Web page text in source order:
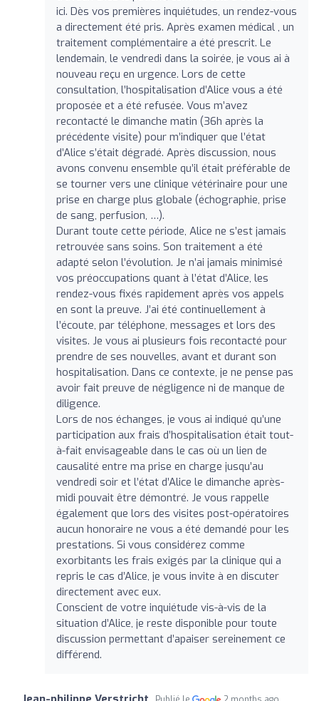
ici. Dès vos premières inquiétudes, un rendez-vous
a directement été pris. Après examen médical , un
traitement complémentaire a été prescrit. Le
lendemain, le vendredi dans la soirée, je vous ai à
nouveau reçu en urgence. Lors de cette
consultation, l’hospitalisation d’Alice vous a été
proposée et a été refusée. Vous m’avez
recontacté le dimanche matin (36h après la
précédente visite) pour m’indiquer que l’état
d’Alice s’était dégradé. Après discussion, nous
avons convenu ensemble qu’il était préférable de
se tourner vers une clinique vétérinaire pour une
prise en charge plus globale (échographie, prise
de sang, perfusion, …).
Durant toute cette période, Alice ne s’est jamais
retrouvée sans soins. Son traitement a été
adapté selon l’évolution. Je n’ai jamais minimisé
vos préoccupations quant à l’état d’Alice, les
rendez-vous fixés rapidement après vos appels
en sont la preuve. J’ai été continuellement à
l’écoute, par téléphone, messages et lors des
visites. Je vous ai plusieurs fois recontacté pour
prendre de ses nouvelles, avant et durant son
hospitalisation. Dans ce contexte, je ne pense pas
avoir fait preuve de négligence ni de manque de
diligence.
Lors de nos échanges, je vous ai indiqué qu’une
participation aux frais d’hospitalisation était tout-
à-fait envisageable dans le cas où un lien de
causalité entre ma prise en charge jusqu’au
vendredi soir et l’état d’Alice le dimanche après-
midi pouvait être démontré. Je vous rappelle
également que lors des visites post-opératoires
aucun honoraire ne vous a été demandé pour les
prestations. Si vous considérez comme
exorbitants les frais exigés par la clinique qui a
repris le cas d’Alice, je vous invite à en discuter
directement avec eux.
Conscient de votre inquiétude vis-à-vis de la
situation d’Alice, je reste disponible pour toute
discussion permettant d’apaiser sereinement ce
différend.